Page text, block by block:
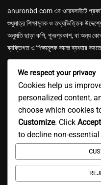
anuronbd.com এরওয়েবসাইটে
শুধুমাত্র শিক্ষামূলক ও তথ্যভিত্তিক
অনুমতি ছাড়া কপি, পুনঃপ্রকাশ, বা অন্য
ব্যক্তিগত ও শিক্ষামূলক কাজে ব্যবহার
GET IN TOUCH
Email:
Address: Gulsan-1, Dhaka,
We respect your privacy
Cookies help us
personalized content,
choose which cookies
Customize. Click
to decline non-